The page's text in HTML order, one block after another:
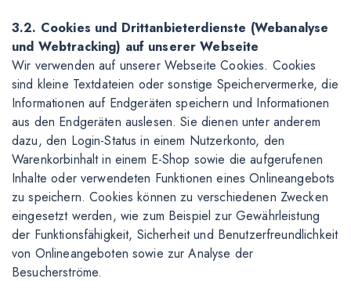
3.2. Cookies und Drittanbieterdienste (Webanalyse
und Webtracking) auf unserer Webseite
Wir verwenden auf unserer Webseite Cookies. Cookies
sind kleine Textdateien oder sonstige Speichervermerke, die
Informationen auf Endgeräten speichern und Informationen
aus den Endgeräten auslesen. Sie dienen unter anderem
dazu, den Login-Status in einem Nutzerkonto, den
Warenkorbinhalt in einem E-Shop sowie die aufgerufenen
Inhalte oder verwendeten Funktionen eines Onlineangebots
zu speichern. Cookies können zu verschiedenen Zwecken
eingesetzt werden, wie zum Beispiel zur Gewährleistung
der Funktionsfähigkeit, Sicherheit und Benutzerfreundlichkeit
von Onlineangeboten sowie zur Analyse der
Besucherströme.